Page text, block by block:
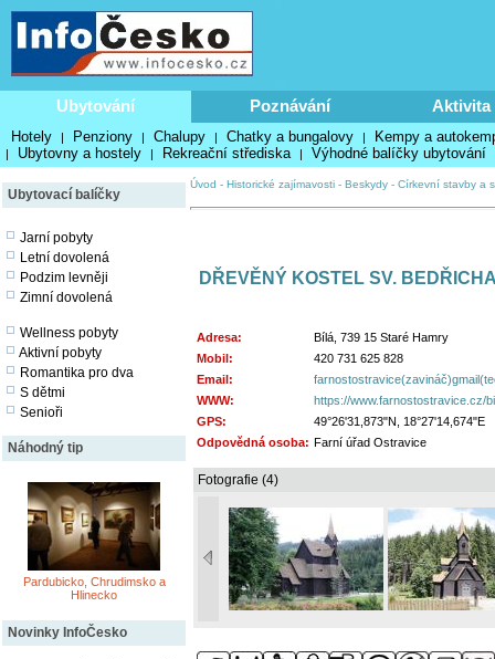
Ubytování Poznávání Aktivita
Hotely | Penziony | Chalupy | Chatky a bungalovy | Kempy a
| Ubytovny a hostely | Rekreační střediska | Výhodné balíčky ubytování
Ubytovací balíčky
Jarní pobyty
Letní dovolená
Podzim levněji
Zimní dovolená
Wellness pobyty
Aktivní pobyty
Romantika pro dva
S dětmi
Senioři
Náhodný tip
Pardubicko, Chrudimsko a
Hlinecko
Novinky InfoČesko
Úvod - Historické zajímavosti - Beskydy - Církevní stavby a
DŘEVĚNÝ KOSTEL SV.
Adresa:
Bílá, 739 15 Staré Hamry
Mobil:
420 731 625 828
Email:
WWW:
https://www.farnostostravice.cz/
GPS:
49°26'31,873"N, 18°27'14,674"E
Odpovědná osoba: Farní úřad Ostravice
Fotografie (4)